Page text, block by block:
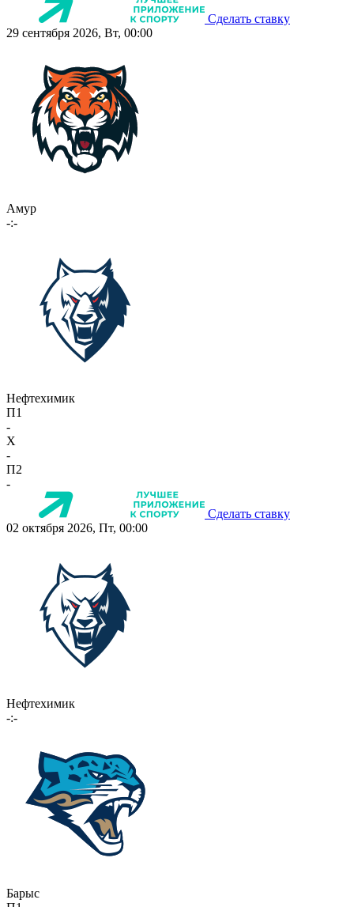
Сделать ставку
29 сентября 2026, Вт, 00:00
Амур
-:-
Нефтехимик
П1
-
X
-
П2
-
Сделать ставку
02 октября 2026, Пт, 00:00
Нефтехимик
-:-
Барыс